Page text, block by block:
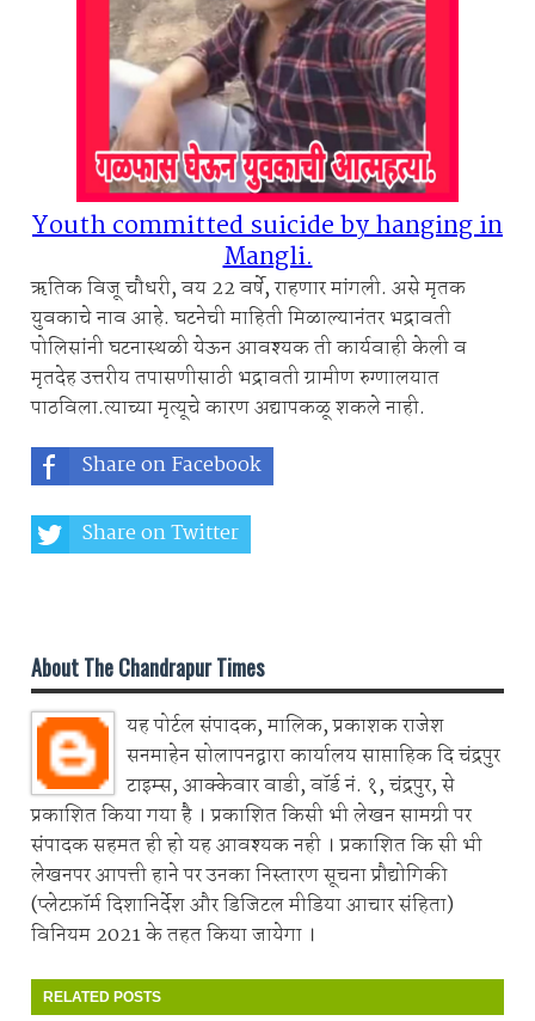
Youth committed suicide by hanging in
Mangli.
ऋतिक विजू चौधरी, वय 22 वर्षे, राहणार मांगली. असे मृतक
युवकाचे नाव आहे. घटनेची माहिती मिळाल्यानंतर भद्रावती
पोलिसांनी घटनास्थळी येऊन आवश्यक ती कार्यवाही केली व
मृतदेह उत्तरीय तपासणीसाठी भद्रावती ग्रामीण रुग्णालयात
पाठविला.त्याच्या मृत्यूचे कारण अद्यापकळू शकले नाही.
Share on Facebook
Share on Twitter
About The Chandrapur Times
यह पोर्टल संपादक, मालिक, प्रकाशक राजेश
सनमाहेन सोलापनद्वारा कार्यालय साप्ताहिक दि चंद्रपुर
टाइम्स, आक्केवार वाडी, वॉर्ड नं. १, चंद्रपुर, से
प्रकाशित किया गया है । प्रकाशित किसी भी लेखन सामग्री पर
संपादक सहमत ही हो यह आवश्यक नही । प्रकाशित कि सी भी
लेखनपर आपत्ती हाने पर उनका निस्तारण सूचना प्रौद्योगिकी
(प्लेटफ़ॉर्म दिशानिर्देश और डिजिटल मीडिया आचार संहिता)
विनियम 2021 के तहत किया जायेगा ।
RELATED POSTS